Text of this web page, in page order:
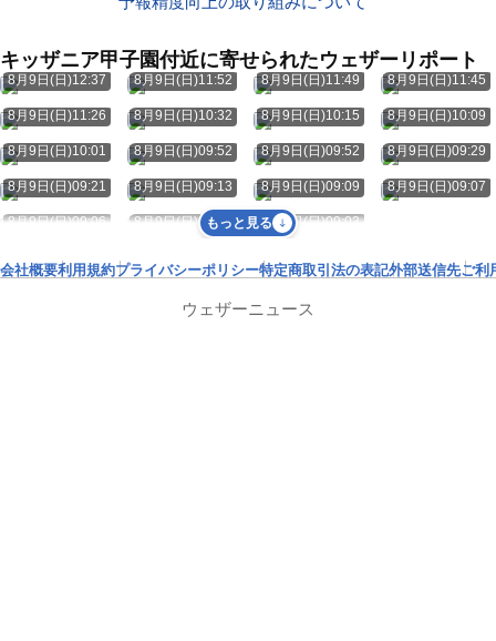
キッザニア甲子園付近に寄せられたウェザーリポート
8月9日(日)12:37 8月9日(日)11:52 8月9日(日)11:49 8月9日(日)11:45
8月9日(日)11:26 8月9日(日)10:32 8月9日(日)10:15 8月9日(日)10:09
8月9日(日)10:01 8月9日(日)09:52 8月9日(日)09:52 8月9日(日)09:29
8月9日(日)09:21 8月9日(日)09:13 8月9日(日)09:09 8月9日(日)09:07
8月9日(日)09:06 8月9日(日)09:05 8月9日(日)09:03
もっと見る
会社概要利用規約プライバシーポリシー特定商取引法の表記外部送信先ご利
ウェザーニュース